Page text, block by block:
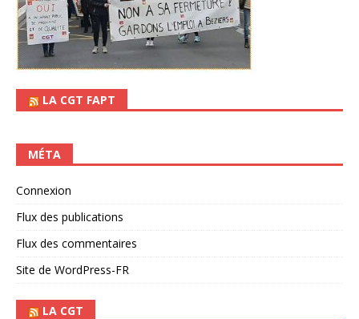
LA CGT FAPT
MÉTA
Connexion
Flux des publications
Flux des commentaires
Site de WordPress-FR
LA CGT